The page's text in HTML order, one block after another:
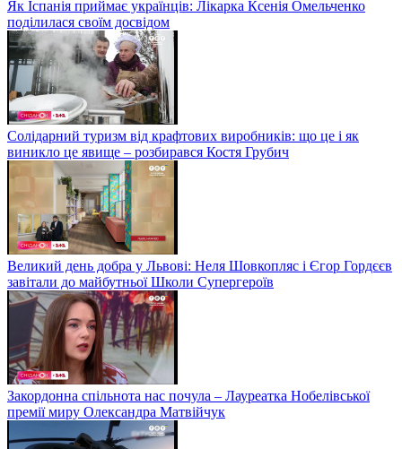
Як Іспанія приймає українців: Лікарка Ксенія Омельченко
поділилася своїм досвідом
Солідарний туризм від крафтових виробників: що це і як
виникло це явище – розбирався Костя Грубич
Великий день добра у Львові: Неля Шовкопляс і Єгор Гордєєв
завітали до майбутньої Школи Супергероїв
Закордонна спільнота нас почула – Лауреатка Нобелівської
премії миру Олександра Матвійчук